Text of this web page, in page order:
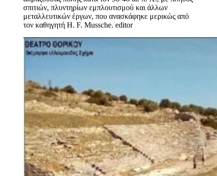
σπιτιών, πλυντηρίων εμπλουτισμού και άλλων
μεταλλευτικών έργων, που ανασκάφηκε μερικώς από
τον καθηγητή H. F. Mussche. editor